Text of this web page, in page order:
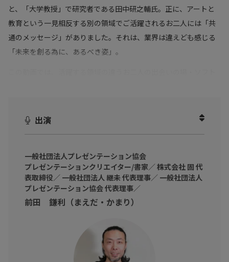
と、「大学教授」で研究者である田中研之輔氏。正に、アートと
教育という一見相反する別の領域でご活躍されるお二人には「共
通のメッセージ」がありました。それは、業界は違えども感じる
「未来を創る為に、あるべき姿」。
事」や「日本の未来」までを、対談形式で熱く語っていただきま
社会にとって必要な、アート・教育から見た共通するメッセー
ジは？
将来を担う子供たちに伝えたい想い
日本が「豊かな社会」を作るために必要な事
出会いから10年経ったお二人が感じる率直な想いを、今、変化の
多い不確実なこの時代に照らし合わせ、テンポ良い掛け合いでお
出演
一般社団法人プレゼンテーション協会
プレゼンテーションクリエイター/書家／ 株式会社 固 代
表取締役／ 一般社団法人 継未 代表理事／ 一般社団法人
プレゼンテーション協会 代表理事／
前田 鎌利（まえだ・かまり）